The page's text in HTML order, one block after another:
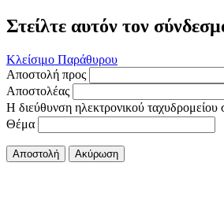
Στείλτε αυτόν τον
Κλείσιμο Παράθυρου
Αποστολή προς
Αποστολέας
Η διεύθυνση ηλεκτρονικού ταχυδρομείου
Θέμα
Αποστολή Ακύρωση